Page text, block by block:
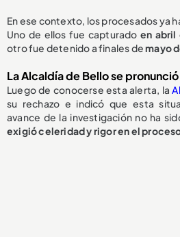
En ese contexto, los procesados ya
Uno de ellos fue capturado en abril
otro fue detenido a finales demayo
La Alcaldía de Bello se pronunció
Luego de conocerse esta alerta, la
su rechazo e indicó que esta
avance de la investigación no ha
exigió celeridad y rigor en el